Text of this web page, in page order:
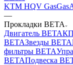
KTM HQV GasGas
—
Прокладки BETA
Двигатель BETA
BETAЗвезды BETA
фильтры BETA
BETAПодвеска